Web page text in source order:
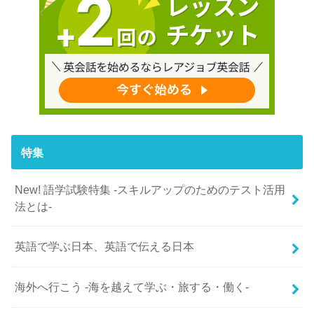
特集
New! 語学試験特集 -スキルアップのためのテスト活用
法とは-
英語で学ぶ日本、英語で伝える日本
海外へ行こう -海を越えて学ぶ・旅する・働く-